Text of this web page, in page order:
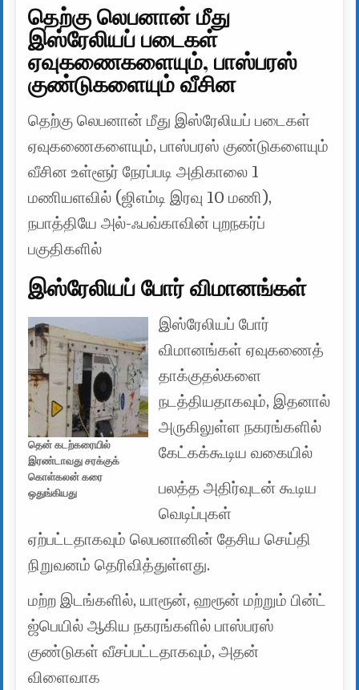
தெற்கு லெபனான் மீது
இஸ்ரேலியப் படைகள்
ஏவுகணைகளையும், பாஸ்பரஸ்
குண்டுகளையும் வீசின
தெற்கு லெபனான் மீது இஸ்ரேலியப் படைகள்
ஏவுகணைகளையும், பாஸ்பரஸ் குண்டுகளையும்
வீசின உள்ளூர் நேரப்படி அதிகாலை 1
மணியளவில் (ஜிஎம்டி இரவு 10 மணி),
நபாத்தியே அல்-ஃபவ்காவின் புறநகர்ப்
பகுதிகளில்
இஸ்ரேலியப் போர் விமானங்கள்
தென் கடற்கரையில்
இரண்டாவது சரக்குக்
கொள்கலன் கரை
ஒதுங்கியது
இஸ்ரேலியப் போர்
விமானங்கள் ஏவுகணைத்
தாக்குதல்களை
நடத்தியதாகவும், இதனால்
அருகிலுள்ள நகரங்களில்
கேட்கக்கூடிய வகையில்
பலத்த அதிர்வுடன் கூடிய
வெடிப்புகள்
ஏற்பட்டதாகவும் லெபனானின் தேசிய செய்தி
நிறுவனம் தெரிவித்துள்ளது.
மற்ற இடங்களில், யாரூன், ஹரூன் மற்றும் பின்ட்
ஜ்பெயில் ஆகிய நகரங்களில் பாஸ்பரஸ்
குண்டுகள் வீசப்பட்டதாகவும், அதன்
விளைவாக